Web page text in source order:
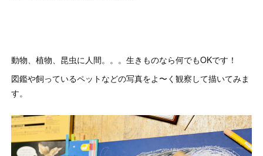
動物、植物、昆虫に人間。。。生きものなら何でもOKです！
図鑑や飼っているペットなどの写真をよ〜く観察して描いてみま
す。